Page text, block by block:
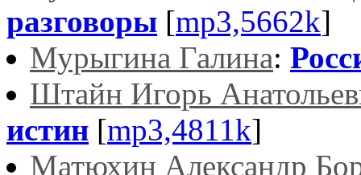
разговоры [mp3,5662k]
Мурыгина Галина:
Штайн Игорь
истин [mp3,4811k]
Матюхин Александр